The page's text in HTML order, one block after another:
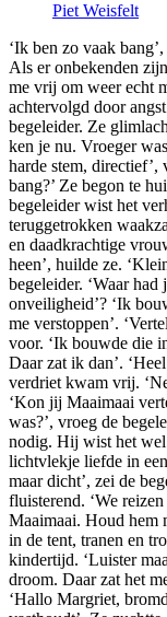
Piet Weisfelt
‘Ik ben zo vaak
Als er onbekenden
me vrij om weer echt
achtervolgd door
begeleider. Ze
ken je nu. Vroeger
harde stem, directief’,
bang?’ Ze begon te
begeleider wist het
teruggetrokken
en daadkrachtige
heen’, huilde ze.
begeleider. ‘Waar
onveiligheid’? ‘Ik
me verstoppen’.
voor. ‘Ik bouwde die
Daar zat ik dan’.
verdriet kwam vrij.
‘Kon jij Maaimaai
was?’, vroeg de
nodig. Hij wist het
lichtvlekje liefde in
maar dicht’, zei de
fluisterend. ‘We
Maaimaai. Houd hem
in de tent, tranen en
kindertijd. ‘Luister
droom. Daar zat het
‘Hallo Margriet,